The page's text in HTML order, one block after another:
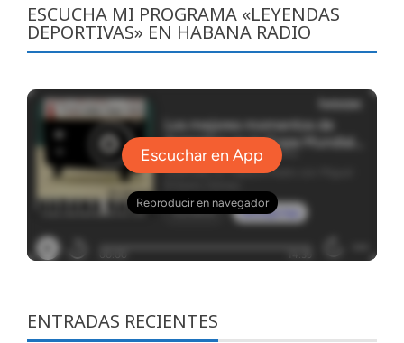
ESCUCHA MI PROGRAMA «LEYENDAS
DEPORTIVAS» EN HABANA RADIO
ENTRADAS RECIENTES